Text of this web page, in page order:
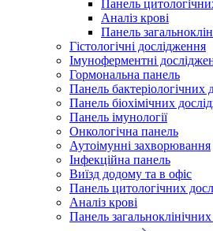
Панель
Аналіз крові
Панель
Гістологічні дослідження
Імуноферментні
Гормональна панель
Панель бактеріологічних
Панель біохімічних
Панель імунології
Онкологічна панель
Аутоімунні захворювання
Інфекційна панель
Виїзд додому та в офіс
Панель цитологічних
Аналіз крові
Панель